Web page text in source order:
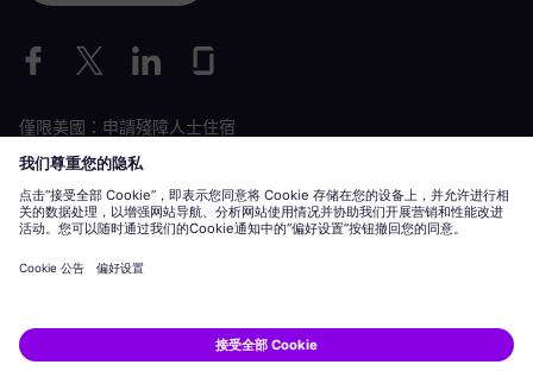
僅限美國：申請殘障人士住宿
勞動條件申請
Siemens Energy 是 Siemens AG 授權的商標。